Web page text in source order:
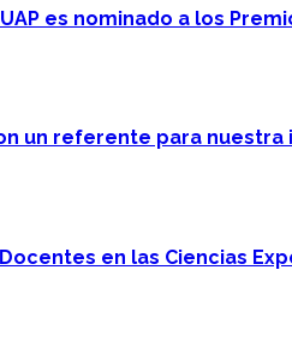
es nominado a los
un referente para
en las Ciencias